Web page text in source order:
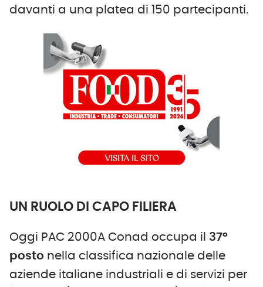
davanti a una platea di 150 partecipanti.
UN RUOLO DI CAPO FILIERA
Oggi PAC 2000A Conad occupa il 37°
posto nella classifica nazionale delle
aziende italiane industriali e di servizi per